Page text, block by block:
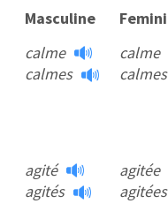
Masculine
calme
calmes
calme
calmes
agité
agités
agitée
agitées